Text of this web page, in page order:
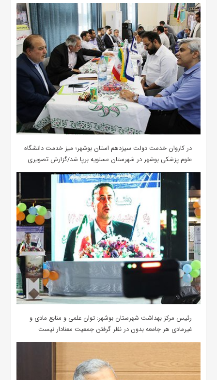
در کاروان خدمت دولت سیزدهم استان بوشهر؛ میز خدمت دانشگاه
علوم پزشکی بوشهر در شهرستان عسلویه برپا شد/گزارش تصویری
رئیس مرکز بهداشت شهرستان بوشهر: توان علمی و منابع مادی و
غیرمادی هر جامعه بدون در نظر گرفتن جمعیت معنادار نیست